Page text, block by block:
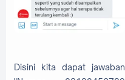
Disini kita dapat jawaban